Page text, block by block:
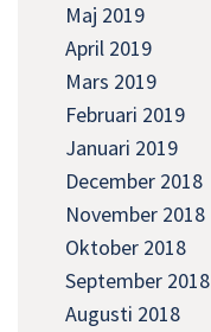
Maj 2019
April 2019
Mars 2019
Februari 2019
Januari 2019
December 2018
November 2018
Oktober 2018
September 2018
Augusti 2018